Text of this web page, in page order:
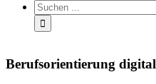
Berufsorientierung digital